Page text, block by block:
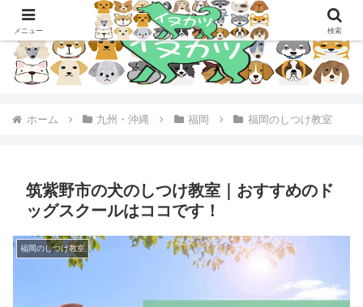
ホーム 九州・沖縄 福岡 福岡のしつけ教室
筑紫野市の犬のしつけ教室｜おすすめのド
ッグスクールはココです！
福岡のしつけ教室
メニュー 検索